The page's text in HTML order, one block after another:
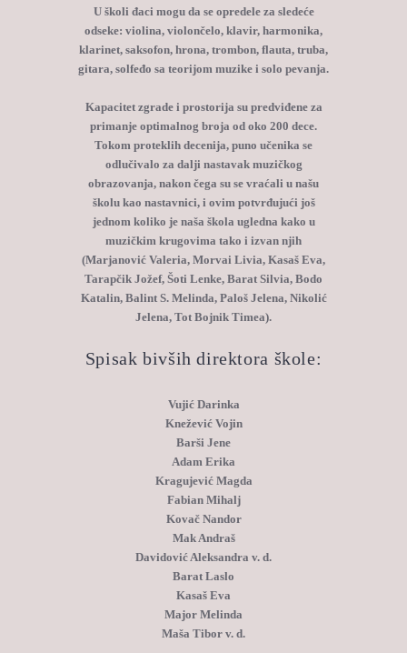
U školi đaci mogu da se opredele za sledeće
odseke: violina, violončelo, klavir, harmonika,
klarinet, saksofon, hrona, trombon, flauta, truba,
gitara, solfeđo sa teorijom muzike i solo pevanja.
Kapacitet zgrade i prostorija su predviđene za
primanje optimalnog broja od oko 200 dece.
Tokom proteklih decenija, puno učenika se
odlučivalo za dalji nastavak muzičkog
obrazovanja, nakon čega su se vraćali u našu
školu kao nastavnici, i ovim potvrđujući još
jednom koliko je naša škola ugledna kako u
muzičkim krugovima tako i izvan njih
(Marjanović Valeria, Morvai Livia, Kasaš Eva,
Tarapčik Jožef, Šoti Lenke, Barat Silvia, Bodo
Katalin, Balint S. Melinda, Paloš Jelena, Nikolić
Jelena, Tot Bojnik Timea).
Spisak bivših direktora škole:
Vujić Darinka
Knežević Vojin
Barši Jene
Adam Erika
Kragujević Magda
Fabian Mihalj
Kovač Nandor
Mak Andraš
Davidović Aleksandra v. d.
Barat Laslo
Kasaš Eva
Major Melinda
Maša Tibor v. d.